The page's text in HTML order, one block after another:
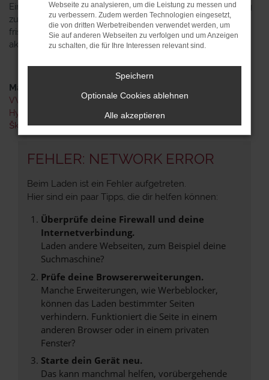
Eine Škoda Karoq Tageszulassung wurde nur für einen Tag
zugelassen und nie gefahren. Das Modell kommt somit
frisch aus dem Werk und stammt natürlich auch aus der
aktuellen Modellgeneration.
Marken
VW
Hyundai
Škoda
FEHLER: NETWORK ERROR
Beim Laden ist ein Fehler aufgetreten.
Hier sind ein paar Tipps, die dir helfen können:
Überprüfe deine Firewall und deine
Internetverbindung.
Laden andere Webseiten, zum Beispiel deine
Suchmaschine?
Prüfe deine Browsererweiterungen.
Manche Erweiterungen, wie Werbeblocker,
können das Laden bestimmter Seiten
verhindern. Funktioniert die Seite in einem
anderen Browser oder in einem privaten
Fenster?
Starte dein Gerät neu.
Das kann manchmal helfen, vorübergehende
Webseite zu analysieren, um die Leistung zu messen und
zu verbessern. Zudem werden Technologien eingesetzt,
die von dritten Werbetreibenden verwendet werden, um
Sie auf anderen Webseiten zu verfolgen und um Anzeigen
zu schalten, die für Ihre Interessen relevant sind.
Speichern
Optionale Cookies ablehnen
Alle akzeptieren